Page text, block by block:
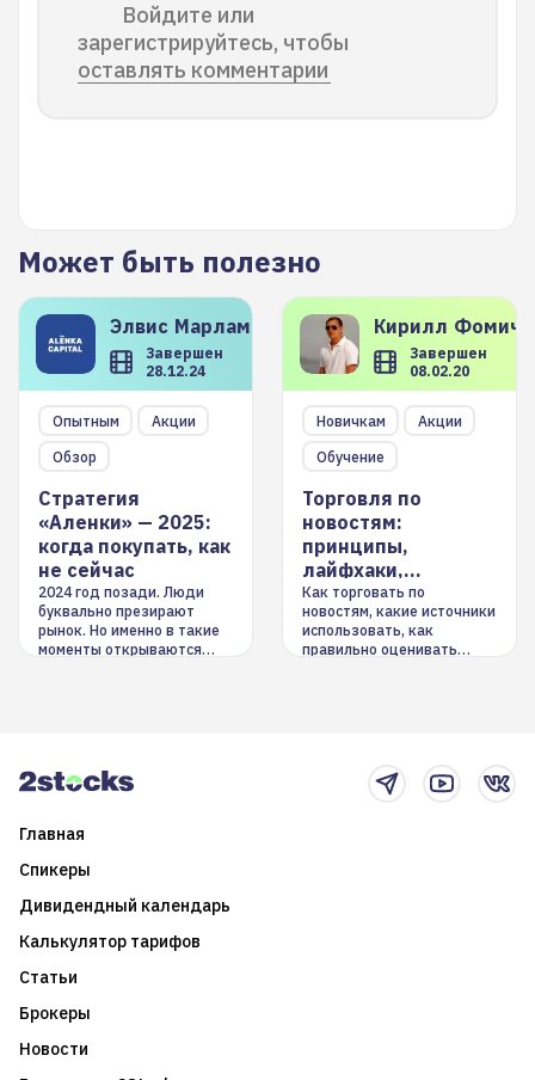
Войдите или
зарегистрируйтесь, чтобы
оставлять комментарии
Может быть полезно
Элвис Марламов
Завершен
28.12.24
Опытным
Акции
Обзор
Стратегия
«Аленки» — 2025:
когда покупать, как
не сейчас
2024 год позади. Люди
буквально презирают
рынок. Но именно в такие
моменты открываются
Кирилл
Завершен
08.02.20
Новичкам
Акции
Обучение
Торговля по
новостям:
принципы,
лайфхаки,
инструменты
Как торговать по
новостям, какие источники
использовать, как
правильно оценивать
Главная
Спикеры
Дивидендный календарь
Калькулятор тарифов
Статьи
Брокеры
Новости